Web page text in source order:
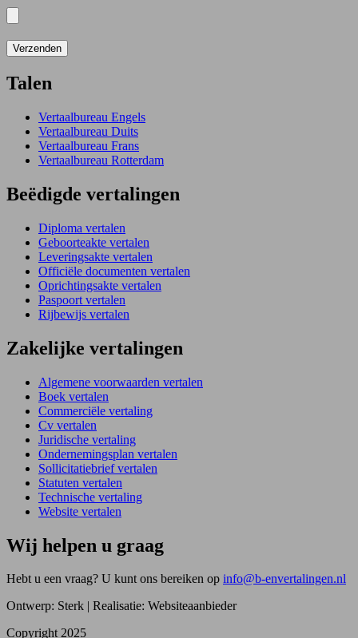
Talen
Vertaalbureau Engels
Vertaalbureau Duits
Vertaalbureau Frans
Vertaalbureau Rotterdam
Beëdigde vertalingen
Diploma vertalen
Geboorteakte vertalen
Leveringsakte vertalen
Officiële documenten vertalen
Oprichtingsakte vertalen
Paspoort vertalen
Rijbewijs vertalen
Zakelijke vertalingen
Algemene voorwaarden vertalen
Boek vertalen
Commerciële vertaling
Cv vertalen
Juridische vertaling
Ondernemingsplan vertalen
Sollicitatiebrief vertalen
Statuten vertalen
Technische vertaling
Website vertalen
Wij helpen u graag
Hebt u een vraag? U kunt ons bereiken op info@b-envertalingen.nl
Ontwerp: Sterk | Realisatie: Websiteaanbieder
Copyright 2025